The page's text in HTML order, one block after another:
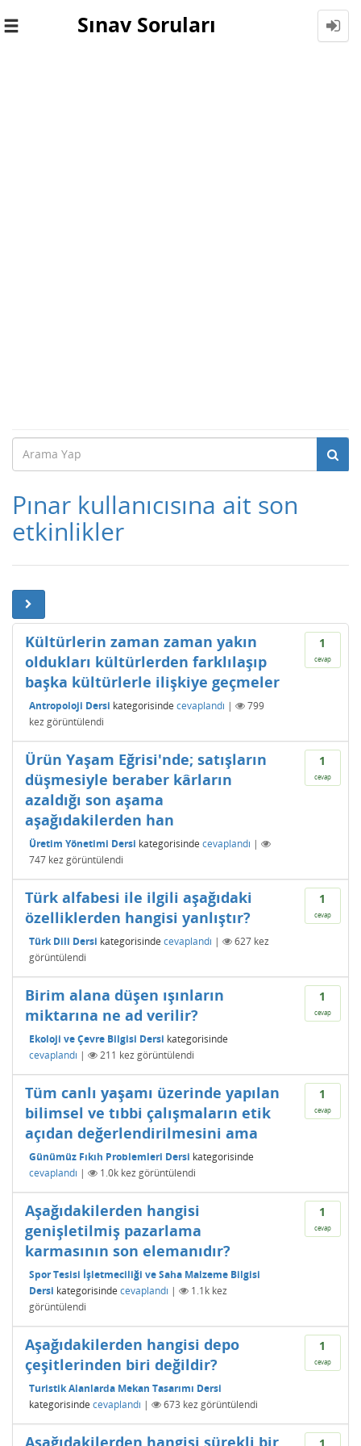
Toggle
Sınav Soruları
Pınar kullanıcısına ait son
etkinlikler
1
cevap
Kültürlerin zaman zaman yakın
oldukları kültürlerden farklılaşıp
başka kültürlerle ilişkiye geçmeler
Antropoloji Dersi kategorisinde cevaplandı |
799
kez görüntülendi
1
cevap
Ürün Yaşam Eğrisi'nde; satışların
düşmesiyle beraber kârların
azaldığı son aşama
aşağıdakilerden han
Üretim Yönetimi Dersi kategorisinde cevaplandı |
747 kez görüntülendi
1
cevap
Türk alfabesi ile ilgili aşağıdaki
özelliklerden hangisi yanlıştır?
Türk Dili Dersi kategorisinde cevaplandı | 627 kez
görüntülendi
1
cevap
Birim alana düşen ışınların
miktarına ne ad verilir?
Ekoloji ve Çevre Bilgisi Dersi kategorisinde
cevaplandı | 211 kez görüntülendi
1
cevap
Tüm canlı yaşamı üzerinde yapılan
bilimsel ve tıbbi çalışmaların etik
açıdan değerlendirilmesini ama
Günümüz Fıkıh Problemleri Dersi kategorisinde
cevaplandı | 1.0k kez görüntülendi
1
cevap
Aşağıdakilerden hangisi
genişletilmiş pazarlama
karmasının son elemanıdır?
Spor Tesisi İşletmeciliği ve Saha Malzeme Bilgisi
Dersi kategorisinde cevaplandı | 1.1k kez
görüntülendi
1
cevap
Aşağıdakilerden hangisi depo
çeşitlerinden biri değildir?
Turistik Alanlarda Mekan Tasarımı Dersi
kategorisinde cevaplandı | 673 kez görüntülendi
Aşağıdakilerden hangisi sürekli bir